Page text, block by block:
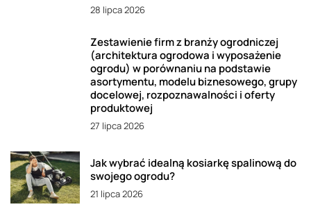
28 lipca 2026
Zestawienie firm z branży ogrodniczej
(architektura ogrodowa i wyposażenie
ogrodu) w porównaniu na podstawie
asortymentu, modelu biznesowego, grupy
docelowej, rozpoznawalności i oferty
produktowej
27 lipca 2026
Jak wybrać idealną kosiarkę spalinową do
swojego ogrodu?
21 lipca 2026